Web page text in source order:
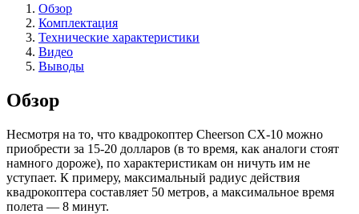
Обзор
Комплектация
Технические характеристики
Видео
Выводы
Обзор
Несмотря на то, что квадрокоптер Cheerson CX-10 можно
приобрести за 15-20 долларов (в то время, как аналоги стоят
намного дороже), по характеристикам он ничуть им не
уступает. К примеру, максимальный радиус действия
квадрокоптера составляет 50 метров, а максимальное время
полета — 8 минут.